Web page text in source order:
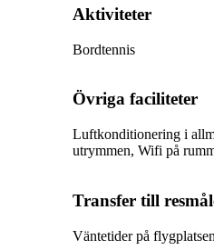
Aktiviteter
Bordtennis
Övriga faciliteter
Luftkonditionering i
utrymmen, Wifi på
Transfer till
Väntetider på